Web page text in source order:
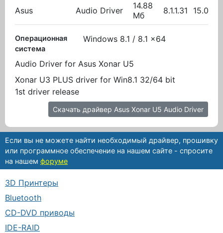
Asus Audio Driver
14.88
Мб
8.1.1.31
Операционная
система
Windows 8.1 / 8.1 x64
Audio Driver for Asus Xonar U5
Xonar U3 PLUS driver for Win8.1 32/64 bit
1st driver release
Скачать драйвер Asus Xonar U5 Audio Driver
Если вы не можете найти необходимый драйвер, прошивку
или программное обеспечение на нашем сайте - спросите
на нашем форуме
3D Принтеры
Bluetooth
CD-DVD приводы
IDE-RAID